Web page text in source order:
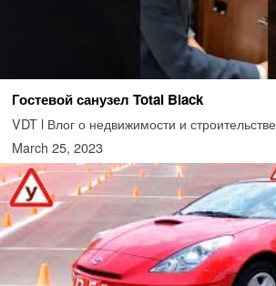
Гостевой санузел Total Black
VDT l Влог о недвижимости и строительстве
March 25, 2023